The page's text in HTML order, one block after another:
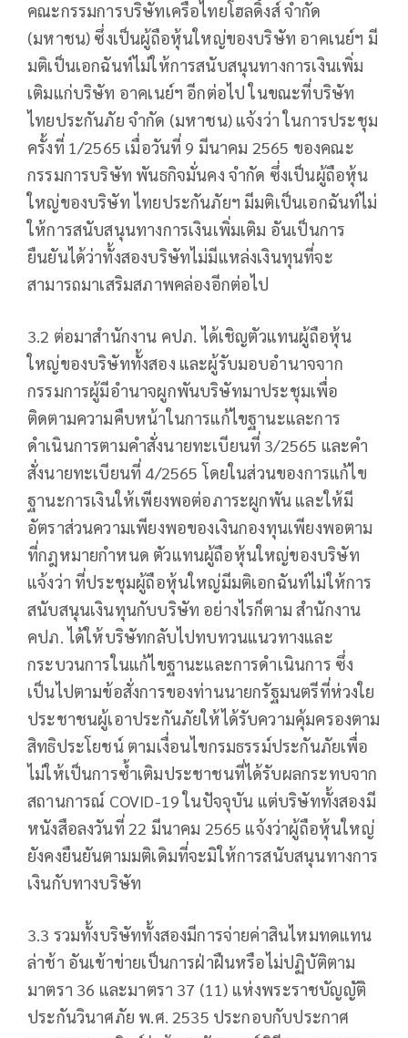
คณะกรรมการบริษัทเครือไทยโฮลดิ้งส์ จำกัด
(มหาชน) ซึ่งเป็นผู้ถือหุ้นใหญ่ของบริษัท อาคเนย์ฯ มี
มติเป็นเอกฉันท์ไม่ให้การสนับสนุนทางการเงินเพิ่ม
เติมแก่บริษัท อาคเนย์ฯ อีกต่อไป ในขณะที่บริษัท
ไทยประกันภัย จำกัด (มหาชน) แจ้งว่า ในการประชุม
ครั้งที่ 1/2565 เมื่อวันที่ 9 มีนาคม 2565 ของคณะ
กรรมการบริษัท พันธกิจมั่นคง จำกัด ซึ่งเป็นผู้ถือหุ้น
ใหญ่ของบริษัท ไทยประกันภัยฯ มีมติเป็นเอกฉันท์ไม่
ให้การสนับสนุนทางการเงินเพิ่มเติม อันเป็นการ
ยืนยันได้ว่าทั้งสองบริษัทไม่มีแหล่งเงินทุนที่จะ
สามารถมาเสริมสภาพคล่องอีกต่อไป
3.2 ต่อมาสำนักงาน คปภ. ได้เชิญตัวแทนผู้ถือหุ้น
ใหญ่ของบริษัททั้งสอง และผู้รับมอบอำนาจจาก
กรรมการผู้มีอำนาจผูกพันบริษัทมาประชุมเพื่อ
ติดตามความคืบหน้าในการแก้ไขฐานะและการ
ดำเนินการตามคำสั่งนายทะเบียนที่ 3/2565 และคำ
สั่งนายทะเบียนที่ 4/2565 โดยในส่วนของการแก้ไข
ฐานะการเงินให้เพียงพอต่อภาระผูกพัน และให้มี
อัตราส่วนความเพียงพอของเงินกองทุนเพียงพอตาม
ที่กฎหมายกำหนด ตัวแทนผู้ถือหุ้นใหญ่ของบริษัท
แจ้งว่า ที่ประชุมผู้ถือหุ้นใหญ่มีมติเอกฉันท์ไม่ให้การ
สนับสนุนเงินทุนกับบริษัท อย่างไรก็ตาม สำนักงาน
คปภ. ได้ให้บริษัทกลับไปทบทวนแนวทางและ
กระบวนการในแก้ไขฐานะและการดำเนินการ ซึ่ง
เป็นไปตามข้อสั่งการของท่านนายกรัฐมนตรีที่ห่วงใย
ประชาชนผู้เอาประกันภัยให้ได้รับความคุ้มครองตาม
สิทธิประโยชน์ ตามเงื่อนไขกรมธรรม์ประกันภัยเพื่อ
ไม่ให้เป็นการซ้ำเติมประชาชนที่ได้รับผลกระทบจาก
สถานการณ์ COVID-19 ในปัจจุบัน แต่บริษัททั้งสองมี
หนังสือลงวันที่ 22 มีนาคม 2565 แจ้งว่าผู้ถือหุ้นใหญ่
ยังคงยืนยันตามมติเดิมที่จะมิให้การสนับสนุนทางการ
เงินกับทางบริษัท
3.3 รวมทั้งบริษัททั้งสองมีการจ่ายค่าสินไหมทดแทน
ล่าช้า อันเข้าข่ายเป็นการฝ่าฝืนหรือไม่ปฏิบัติตาม
มาตรา 36 และมาตรา 37 (11) แห่งพระราชบัญญัติ
ประกันวินาศภัย พ.ศ. 2535 ประกอบกับประกาศ